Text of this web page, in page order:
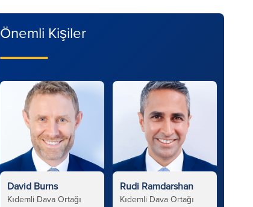
Önemli Kişiler
David Burns
Kıdemli Dava Ortağı
Rudi Ramdarshan
Kıdemli Dava Ortağı